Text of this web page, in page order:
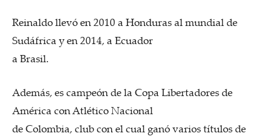
Reinaldo llevó en 2010 a Honduras al mundial de
Sudáfrica y en 2014, a Ecuador
a Brasil.
Además, es campeón de la Copa Libertadores de
América con Atlético Nacional
de Colombia, club con el cual ganó varios títulos de